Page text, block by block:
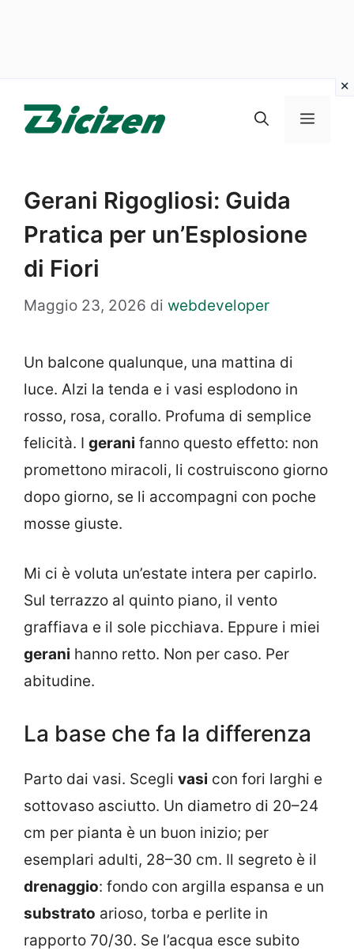
Menu
Gerani Rigogliosi: Guida
Pratica per un’Esplosione
di Fiori
Maggio 23, 2026 di webdeveloper
Un balcone qualunque, una mattina di
luce. Alzi la tenda e i vasi esplodono in
rosso, rosa, corallo. Profuma di semplice
felicità. I gerani fanno questo effetto: non
promettono miracoli, li costruiscono giorno
dopo giorno, se li accompagni con poche
mosse giuste.
Mi ci è voluta un’estate intera per capirlo.
Sul terrazzo al quinto piano, il vento
graffiava e il sole picchiava. Eppure i miei
gerani hanno retto. Non per caso. Per
abitudine.
La base che fa la differenza
Parto dai vasi. Scegli vasi con fori larghi e
sottovaso asciutto. Un diametro di 20–24
cm per pianta è un buon inizio; per
esemplari adulti, 28–30 cm. Il segreto è il
drenaggio: fondo con argilla espansa e un
substrato arioso, torba e perlite in
rapporto 70/30. Se l’acqua esce subito